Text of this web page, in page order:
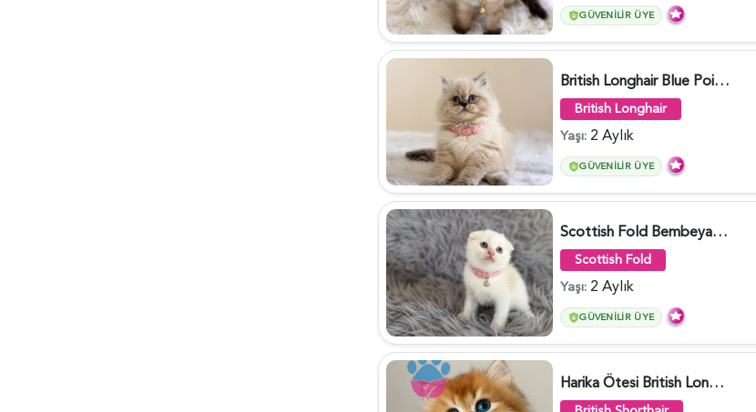
GÜVENILIR ÜYE
British Longhair Blue Point Afrodit Yuva Arıyor - 6118
British Longhair
Yaşı: 2 Aylık
GÜVENILIR ÜYE
Scottish Fold Bembeyaz Pembe Burun Yavrumuz - 6120
Scottish Fold
Yaşı: 2 Aylık
GÜVENILIR ÜYE
Harika Ötesi British Longhair Golden Parlayan Yıldız - 6141